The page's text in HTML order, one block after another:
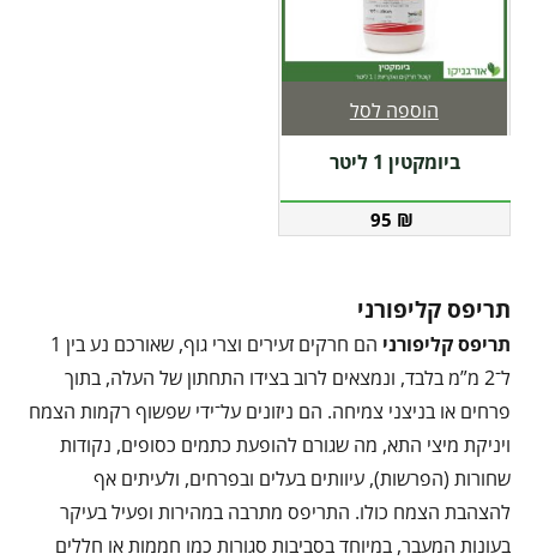
ביומקטין 1 ליטר
95 ₪
הוספה לסל
תריפס קליפורני
תריפס קליפורני
הם חרקים זעירים וצרי גוף, שאורכם נע בין 1
ל־2 מ”מ בלבד, ונמצאים לרוב בצידו התחתון של העלה, בתוך
פרחים או בניצני צמיחה. הם ניזונים על־ידי שפשוף רקמות הצמח
ויניקת מיצי התא, מה שגורם להופעת כתמים כסופים, נקודות
שחורות (הפרשות), עיוותים בעלים ובפרחים, ולעיתים אף
להצהבת הצמח כולו. התריפס מתרבה במהירות ופעיל בעיקר
בעונות המעבר, במיוחד בסביבות סגורות כמו חממות או חללים